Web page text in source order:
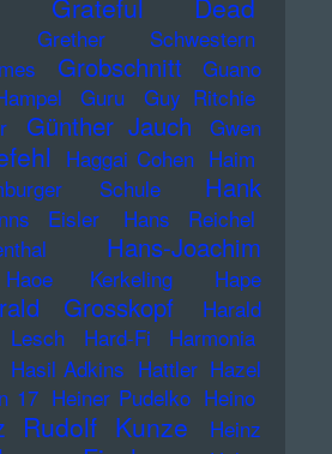
Grateful Dead
Grether Schwestern
Grobschnitt
Guano
Guru
Guy Ritchie
Günther Jauch
Gwen
Haggai Cohen Haim
Schule
Hank
Eisler
Hans Reichel
Hans-Joachim
Haoe Kerkeling
Hape
Grosskopf
Harald
Lesch Hard-Fi Harmonia
Hasil Adkins Hattler Hazel
17 Heiner Pudelko Heino
Rudolf Kunze
Heinz